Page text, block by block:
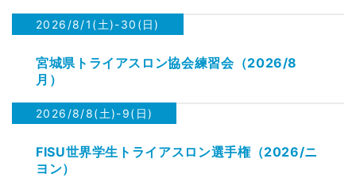
2026/8/1(土)-30(日)
宮城県トライアスロン協会練習会（2026/8
月）
2026/8/8(土)-9(日)
FISU世界学生トライアスロン選手権（2026/ニ
ヨン）